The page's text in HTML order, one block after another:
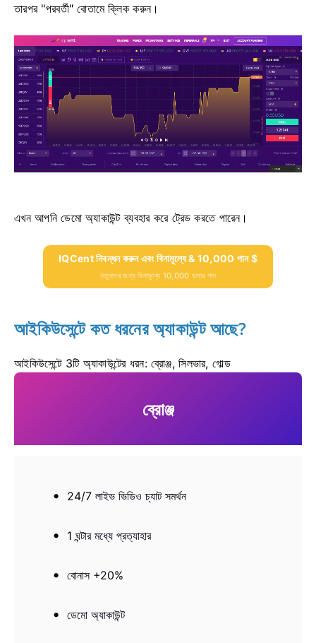
তারপর "পরবর্তী" বোতামে ক্লিক করুন।
এখন আপনি ডেমো অ্যাকাউন্ট ব্যবহার করে ট্রেড করতে পারেন।
IQCent নিবন্ধন করুন এবং বিনামূল্যে & 10,000 পান $
নতুনদের জন্য বিনামূল্যে 10,000 ডলার পান
আইকিউসেন্টে কত ধরনের অ্যাকাউন্ট আছে?
আইকিউসেন্টে 3টি অ্যাকাউন্টের ধরন: ব্রোঞ্জ, সিলভার, গোল্ড
ব্রোঞ্জ
24/7 লাইভ ভিডিও চ্যাট সমর্থন
1 ঘন্টার মধ্যে প্রত্যাহার
বোনাস +20%
ডেমো অ্যাকাউন্ট